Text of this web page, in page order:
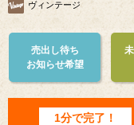
ヴィンテージ
売出し待ち
お知らせ希望
1分で完了！